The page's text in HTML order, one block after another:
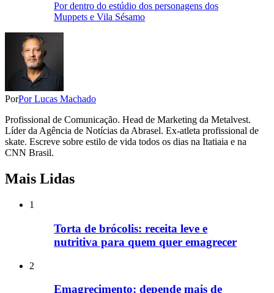
Por dentro do estúdio dos personagens dos
Muppets e Vila Sésamo
PorPor Lucas Machado
Profissional de Comunicação. Head de Marketing da Metalvest.
Líder da Agência de Notícias da Abrasel. Ex-atleta profissional de
skate. Escreve sobre estilo de vida todos os dias na Itatiaia e na
CNN Brasil.
Mais Lidas
1
Torta de brócolis: receita leve e
nutritiva para quem quer emagrecer
2
Emagrecimento: depende mais de